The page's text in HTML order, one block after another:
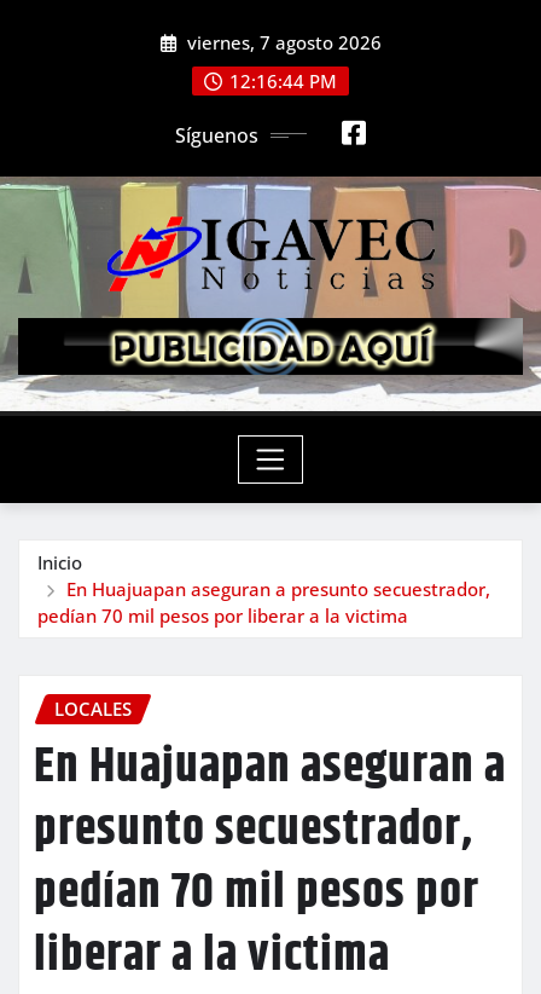
viernes, 7 agosto 2026
12:16:46 PM
Síguenos
Inicio
En Huajuapan aseguran a presunto secuestrador,
pedían 70 mil pesos por liberar a la victima
LOCALES
En Huajuapan aseguran a
presunto secuestrador,
pedían 70 mil pesos por
liberar a la victima